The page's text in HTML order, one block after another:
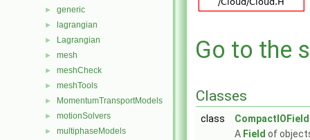
► generic
► lagrangian
► Lagrangian
► mesh
► meshCheck
► meshTools
► MomentumTransportModels
► motionSolvers
► multiphaseModels
Go to the
Classes
class
A Field of